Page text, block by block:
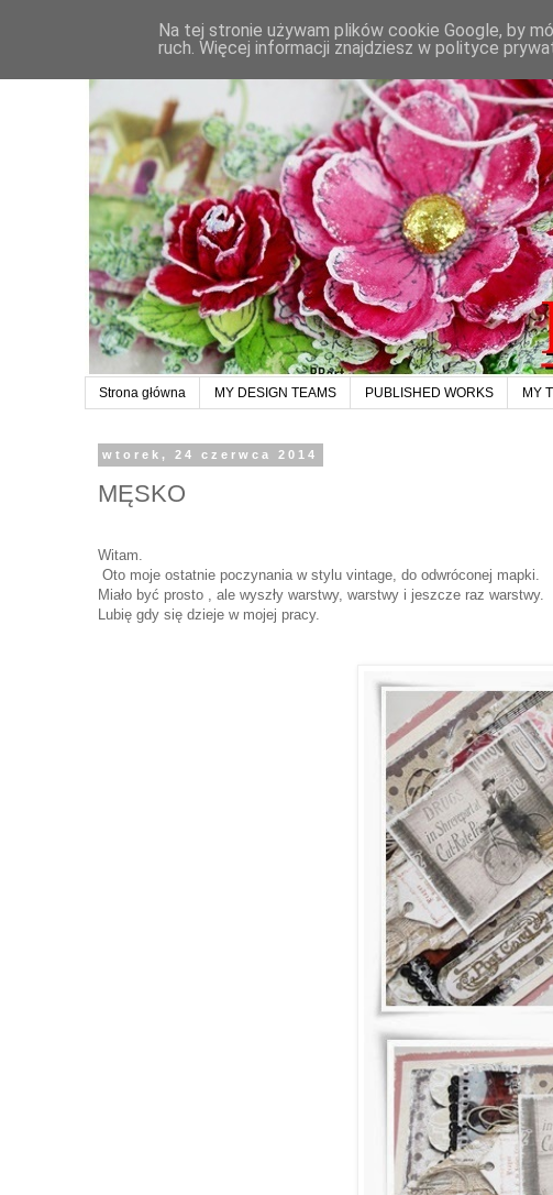
Strona główna MY DESIGN TEAMS PUBLISHED WORKS MY
wtorek, 24 czerwca 2014
MĘSKO
Witam.
Oto moje ostatnie poczynania w stylu vintage, do odwróconej mapki.
Miało być prosto , ale wyszły warstwy, warstwy i jeszcze raz warstwy.
Lubię gdy się dzieje w mojej pracy.
Na tej stronie używam plików cookie Google, by
ruch. Więcej informacji znajdziesz w polityce